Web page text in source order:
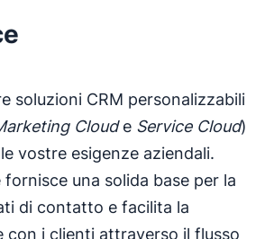
soluzioni CRM personalizzabili
Cloude Service Cloud)
vostre esigenze aziendali.
una solida base per la
di contatto e facilita la
con i clienti attraverso il flusso